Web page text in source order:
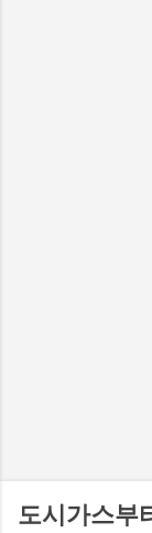
도시가스부